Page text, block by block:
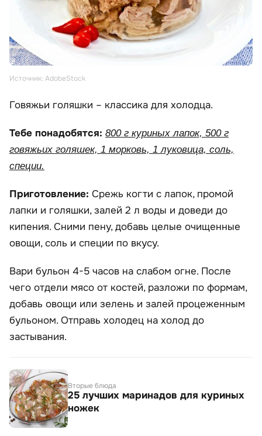
Источник: AdobeStock
Говяжьи голяшки – классика для холодца.
Тебе понадобятся: 800 г куриных лапок, 500 г
говяжьих голяшек, 1 морковь, 1 луковица, соль,
специи.
Приготовление: Срежь когти с лапок, промой
лапки и голяшки, залей 2 л воды и доведи до
кипения. Сними пену, добавь целые очищенные
овощи, соль и специи по вкусу.
Вари бульон 4-5 часов на слабом огне. После
чего отдели мясо от костей, разложи по формам,
добавь овощи или зелень и залей процеженным
бульоном. Отправь холодец на холод до
застывания.
Вторые блюда
25 лучших маринадов для куриных
ножек